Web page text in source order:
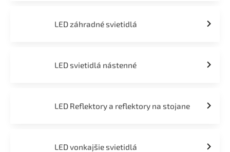
LED záhradné svietidlá
LED svietidlá nástenné
LED Reflektory a reflektory na stojane
LED vonkajšie svietidlá